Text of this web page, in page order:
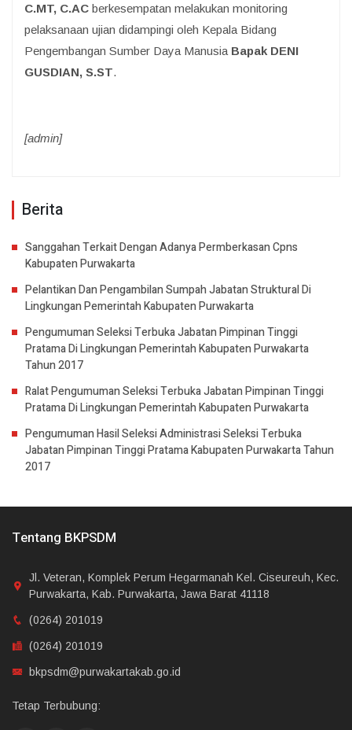
C.MT, C.AC berkesempatan melakukan monitoring
pelaksanaan ujian didampingi oleh Kepala Bidang
Pengembangan Sumber Daya Manusia Bapak DENI
GUSDIAN, S.ST.
[admin]
Berita
Sanggahan Terkait Dengan Adanya Permberkasan Cpns
Kabupaten Purwakarta
Pelantikan Dan Pengambilan Sumpah Jabatan Struktural Di
Lingkungan Pemerintah Kabupaten Purwakarta
Pengumuman Seleksi Terbuka Jabatan Pimpinan Tinggi
Pratama Di Lingkungan Pemerintah Kabupaten Purwakarta
Tahun 2017
Ralat Pengumuman Seleksi Terbuka Jabatan Pimpinan Tinggi
Pratama Di Lingkungan Pemerintah Kabupaten Purwakarta
Pengumuman Hasil Seleksi Administrasi Seleksi Terbuka
Jabatan Pimpinan Tinggi Pratama Kabupaten Purwakarta Tahun
2017
Tentang BKPSDM
Jl. Veteran, Komplek Perum Hegarmanah Kel. Ciseureuh, Kec.
Purwakarta, Kab. Purwakarta, Jawa Barat 41118
(0264) 201019
(0264) 201019
bkpsdm@purwakartakab.go.id
Tetap Terbubung: